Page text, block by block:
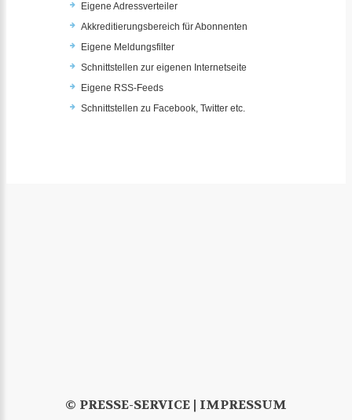
Eigene Adressverteiler
Akkreditierungsbereich für Abonnenten
Eigene Meldungsfilter
Schnittstellen zur eigenen Internetseite
Eigene RSS-Feeds
Schnittstellen zu Facebook, Twitter etc.
© PRESSE-SERVICE | IMPRESSUM